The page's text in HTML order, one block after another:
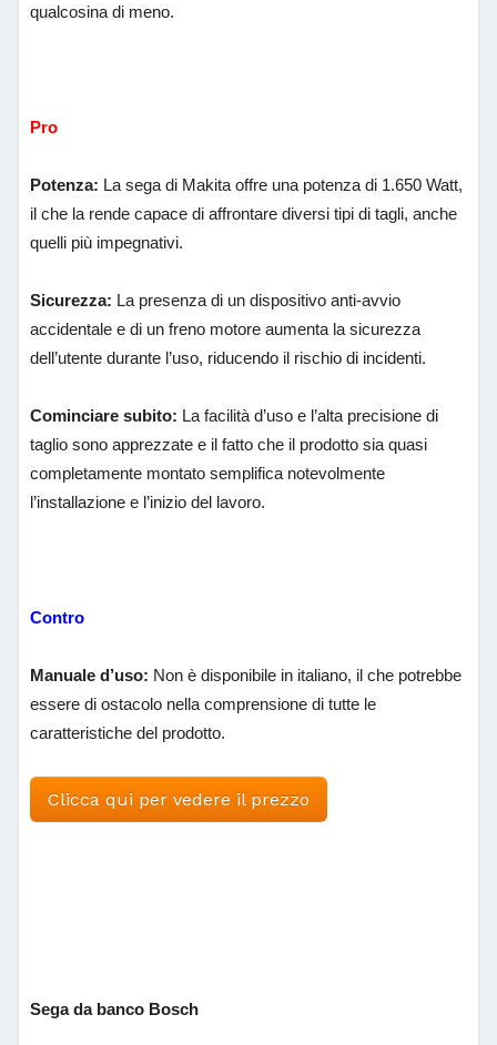
qualcosina di meno.
Pro
Potenza: La sega di Makita offre una potenza di 1.650 Watt,
il che la rende capace di affrontare diversi tipi di tagli, anche
quelli più impegnativi.
Sicurezza: La presenza di un dispositivo anti-avvio
accidentale e di un freno motore aumenta la sicurezza
dell’utente durante l’uso, riducendo il rischio di incidenti.
Cominciare subito: La facilità d’uso e l’alta precisione di
taglio sono apprezzate e il fatto che il prodotto sia quasi
completamente montato semplifica notevolmente
l’installazione e l’inizio del lavoro.
Contro
Manuale d’uso: Non è disponibile in italiano, il che potrebbe
essere di ostacolo nella comprensione di tutte le
caratteristiche del prodotto.
Clicca qui per vedere il prezzo
Sega da banco Bosch